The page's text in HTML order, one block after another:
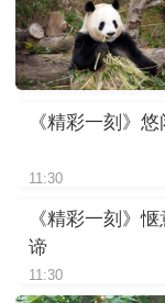
《精彩一刻》
11:30
《精彩一刻》
谛
11:30